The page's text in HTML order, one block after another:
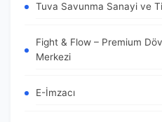
Tuva Savunma Sanayi ve
Fight & Flow – Premium
Merkezi
E-İmzacı